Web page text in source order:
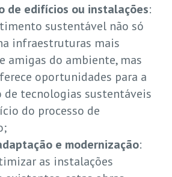
de edifícios ou instalações:
sustentável não só
infraestruturas mais
amigas do ambiente, mas
oportunidades para a
de tecnologias sustentáveis
do processo de
e modernização:
as instalações